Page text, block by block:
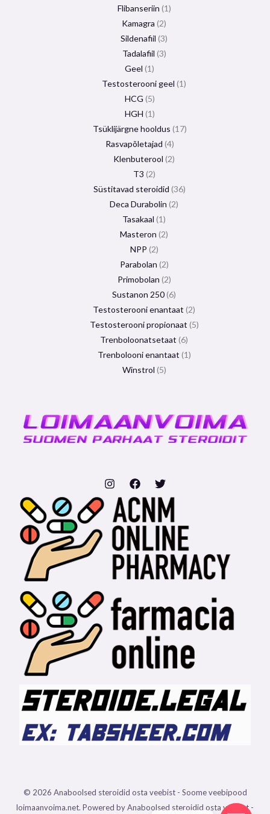
Flibanseriin 1
Kamagra 2
Sildenafiil 3
Tadalafiil 3
Geel 1
Testosterooni geel 1
HCG 5
HGH 1
Tsüklijärgne hooldus 17
Rasvapõletajad 4
Klenbuterool 2
T3 2
Süstitavad steroidid 36
Deca Durabolin 2
Tasakaal 1
Masteron 2
NPP 2
Parabolan 2
Primobolan 2
Sustanon 250 6
Testosterooni enantaat 2
Testosterooni propionaat 5
Trenboloonatsetaat 6
Trenbolooni enantaat 1
Winstrol 5
© 2026 Anaboolsed steroidid osta veebist - Soome veebipood
loimaanvoima.net. Powered by Anaboolsed steroidid osta veebist -